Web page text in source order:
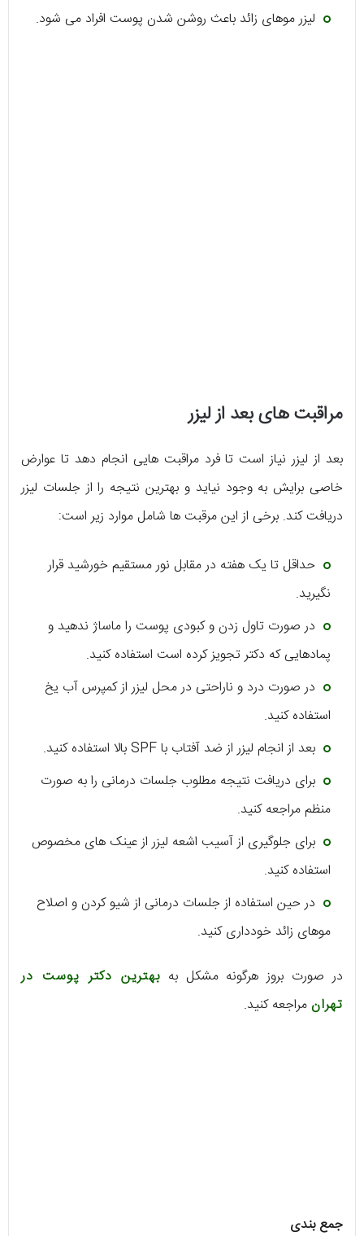
لیزر موهای زائد باعث روشن شدن پوست افراد می شود.
مراقبت های بعد از لیزر
بعد از لیزر نیاز است تا فرد مراقبت هایی انجام دهد تا عوارض
خاصی برایش به وجود نیاید و بهترین نتیجه را از جلسات لیزر
دریافت کند. برخی از این مرقبت ها شامل موارد زیر است:
حداقل تا یک هفته در مقابل نور مستقیم خورشید قرار
نگیرید.
در صورت تاول زدن و کبودی پوست را ماساژ ندهید و
پمادهایی که دکتر تجویز کرده است استفاده کنید.
در صورت درد و ناراحتی در محل لیزر از کمپرس آب یخ
استفاده کنید.
بعد از انجام لیزر از ضد آفتاب با SPF بالا استفاده کنید.
برای دریافت نتیجه مطلوب جلسات درمانی را به صورت
منظم مراجعه کنید.
برای جلوگیری از آسیب اشعه لیزر از عینک های مخصوص
استفاده کنید.
در حین استفاده از جلسات درمانی از شیو کردن و اصلاح
موهای زائد خودداری کنید.
در صورت بروز هرگونه مشکل بهبهترین دکتر پوست در
تهرانمراجعه کنید.
جمع بندی